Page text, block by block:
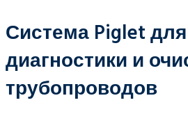
Система Piglet для
диагностики и
трубопроводов